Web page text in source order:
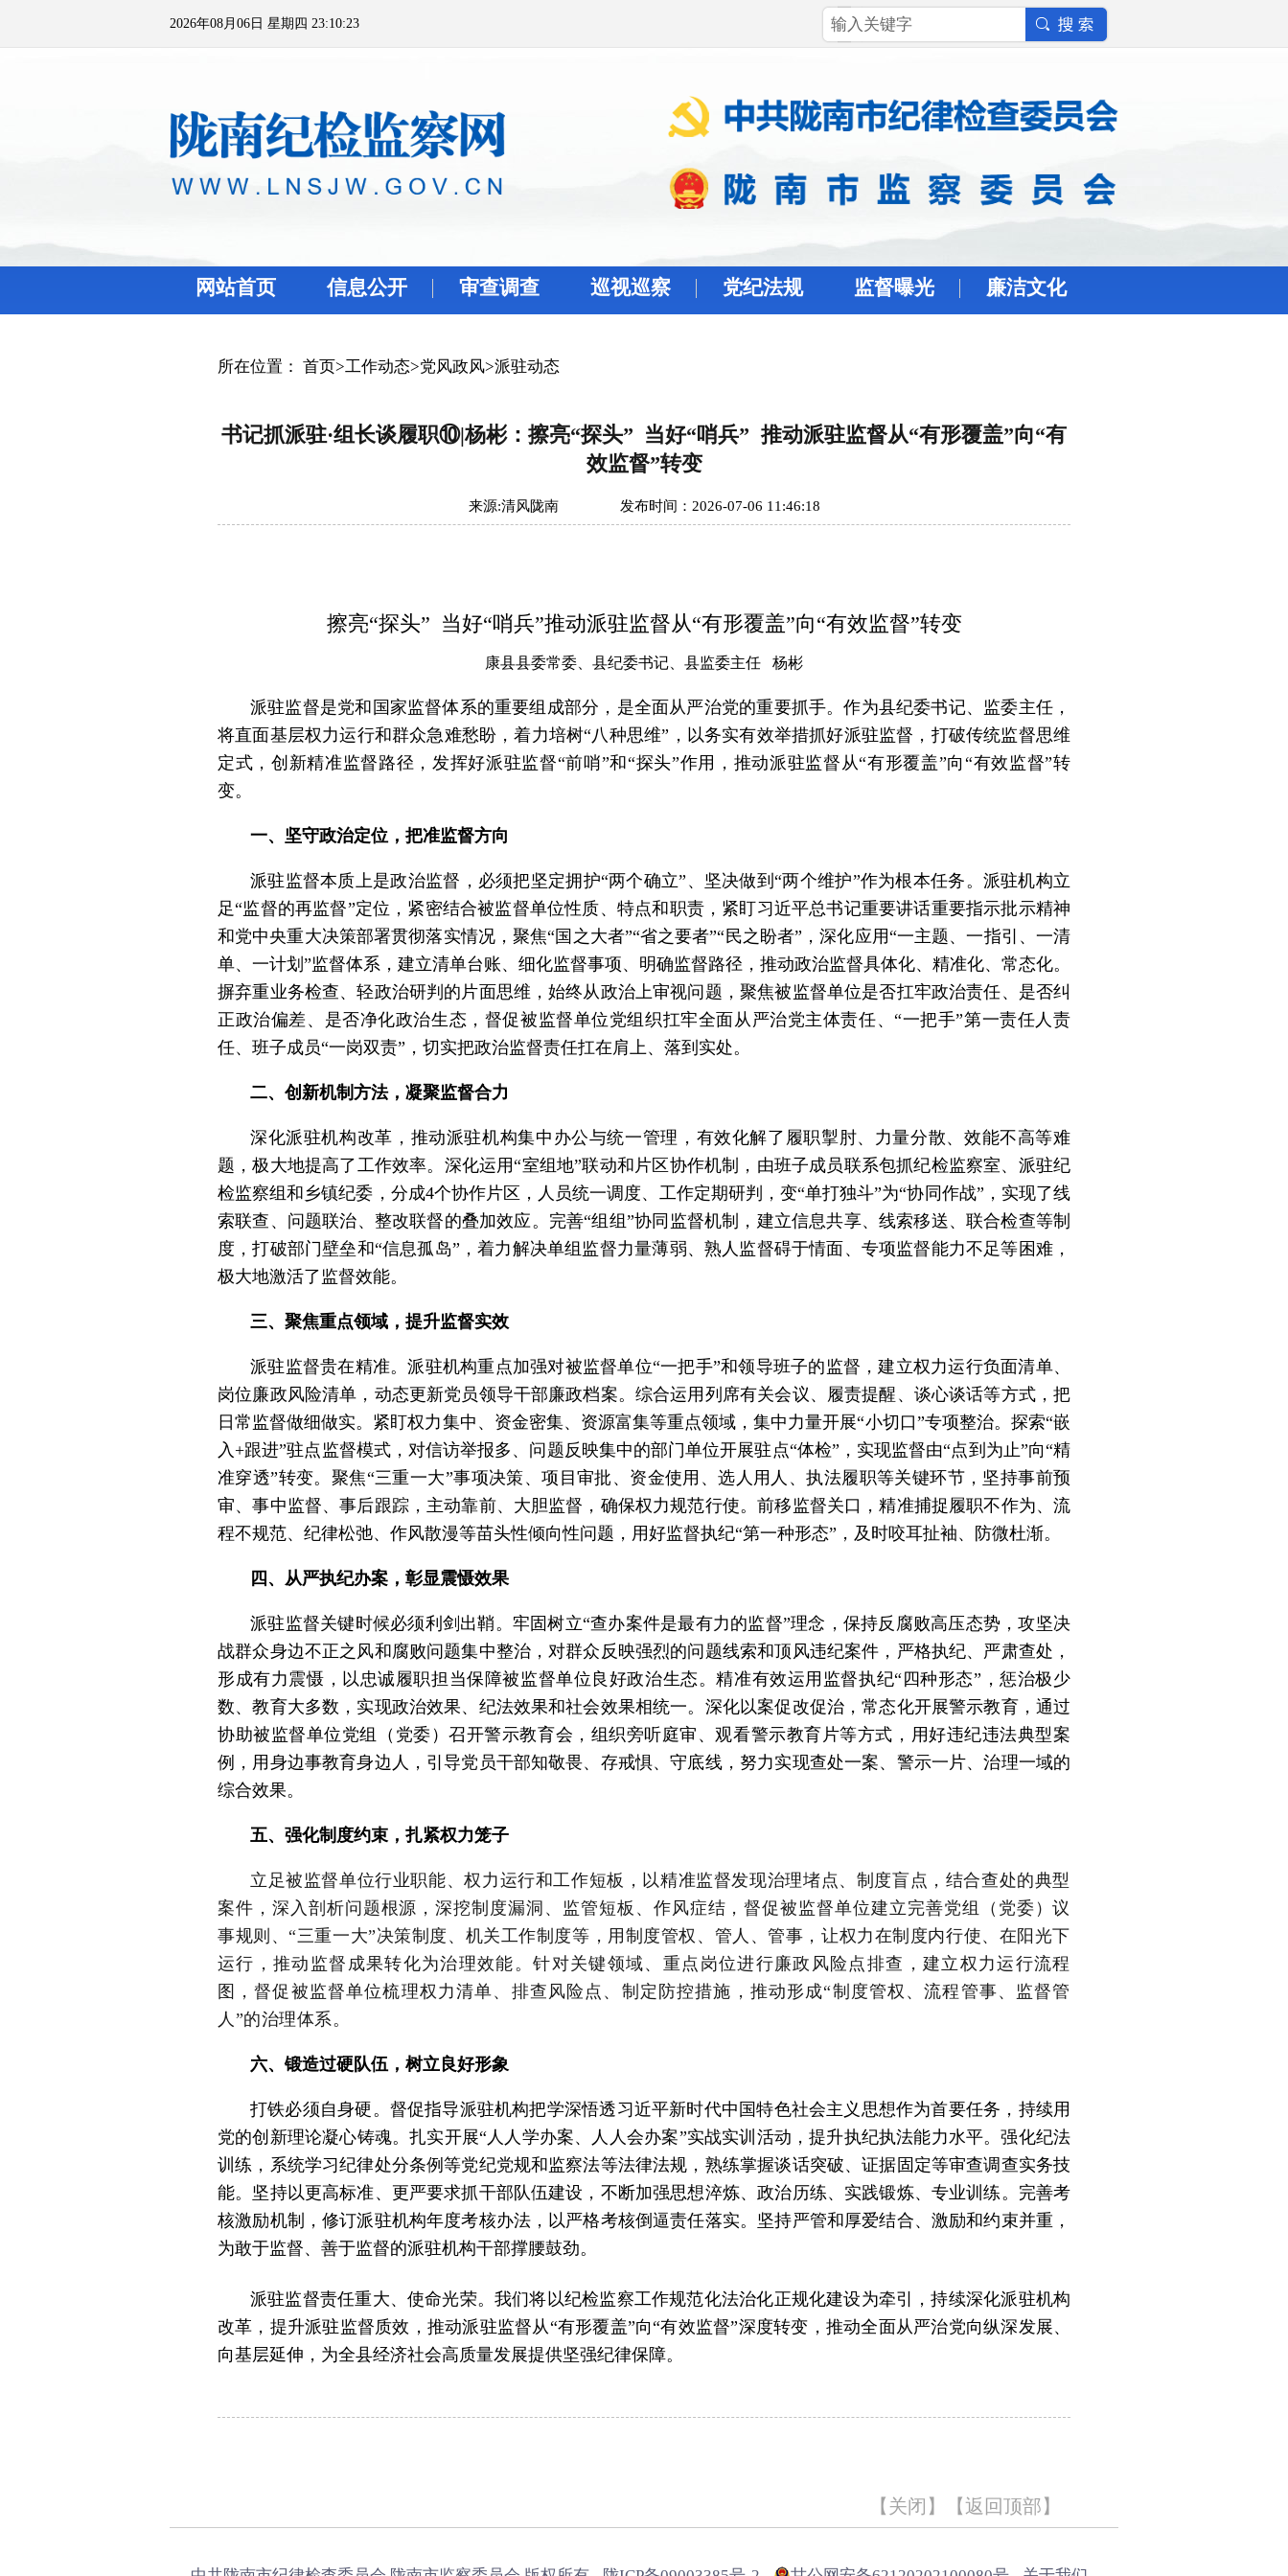
2026年08月06日 星期四 23:10:23
网站首页 信息公开 审查调查 巡视巡察 党纪法规 监督曝光 廉洁文化
所在位置： 首页>工作动态>党风政风>派驻动态
书记抓派驻·组长谈履职⑩|杨彬：擦亮“探头” 当好“哨兵”  推动派驻监督从“有形覆盖”向“有
效监督”转变
来源:清风陇南 发布时间： 2026-07-06 11:46:18
擦亮“探头” 当好“哨兵”推动派驻监督从“有形覆盖”向“有效监督”转变
康县县委常委、县纪委书记、 县监委主任 杨彬
派驻监督是党和国家监督体系的重要组成部分，是全面从严治党的重要抓手。作为县纪委书记、监委主任，
将直面基层权力运行和群众急难愁盼，着力培树“八种思维”，以务实有效举措抓好派驻监督， 打破传统监督思维
定式， 创新精准监督路径， 发挥好派驻监督“前哨”和“探头”作用， 推动派驻监督从“有形覆盖”向“有效监督”转
变。
一、坚守政治定位，把准监督方向
派驻监督本质上是政治监督， 必须把坚定拥护“两个确立”、坚决做到“两个维护”作为根本任务。派驻机构立
足“监督的再监督”定位，紧密结合被监督单位性质、 特点和职责，紧盯习近平总书记重要讲话重要指示批示精神
和党中央重大决策部署贯彻落实情况，聚焦“国之大者”“省之要者”“民之盼者”，深化应用“一主题、一指引、一清
单、一计划”监督体系，建立清单台账、 细化监督事项、明确监督路径，推动政治监督具体化、精准化、常态化。
摒弃重业务检查、轻政治研判的片面思维，始终从政治上审视问题，聚焦被监督单位是否扛牢政治责任、是否纠
正政治偏差、是否净化政治生态，督促被监督单位党组织扛牢全面从严治党主体责任、“一把手”第一责任人责
任、班子成员“一岗双责”，切实把政治监督责任扛在肩上、落到实处。
二、创新机制方法，凝聚监督合力
深化派驻机构改革，推动派驻机构集中办公与统一管理，有效化解了履职掣肘、力量分散、效能不高等难
题，极大地提高了工作效率。深化运用“室组地”联动和片区协作机制，由班子成员联系包抓纪检监察室、派驻纪
检监察组和乡镇纪委，分成4个协作片区，人员统一调度、工作定期研判，变“单打独斗”为“协同作战”，实现了线
索联查、问题联治、整改联督的叠加效应。完善“组组”协同监督机制，建立信息共享、线索移送、联合检查等制
度，打破部门壁垒和“信息孤岛”，着力解决单组监督力量薄弱、熟人监督碍于情面、专项监督能力不足等困难，
极大地激活了监督效能。
三、聚焦重点领域，提升监督实效
派驻监督贵在精准。派驻机构重点加强对被监督单位“一把手”和领导班子的监督，建立权力运行负面清单、
岗位廉政风险清单，动态更新党员领导干部廉政档案。综合运用列席有关会议、履责提醒、谈心谈话等方式，把
日常监督做细做实。紧盯权力集中、资金密集、资源富集等重点领域，集中力量开展“小切口”专项整治。探索“嵌
入+跟进”驻点监督模式，对信访举报多、问题反映集中的部门单位开展驻点“体检”，实现监督由“点到为止”向“精
准穿透”转变。聚焦“三重一大”事项决策、项目审批、资金使用、选人用人、执法履职等关键环节，坚持事前预
审、事中监督、事后跟踪，主动靠前、大胆监督，确保权力规范行使。前移监督关口，精准捕捉履职不作为、流
程不规范、纪律松弛、作风散漫等苗头性倾向性问题，用好监督执纪“第一种形态”，及时咬耳扯袖、防微杜渐。
四、从严执纪办案，彰显震慑效果
派驻监督关键时候必须利剑出鞘。牢固树立“查办案件是最有力的监督”理念，保持反腐败高压态势，攻坚决
战群众身边不正之风和腐败问题集中整治，对群众反映强烈的问题线索和顶风违纪案件，严格执纪、严肃查处，
形成有力震慑，以忠诚履职担当保障被监督单位良好政治生态。精准有效运用监督执纪“四种形态”，惩治极少
数、教育大多数，实现政治效果、纪法效果和社会效果相统一。深化以案促改促治，常态化开展警示教育，通过
协助被监督单位党组（党委）召开警示教育会，组织旁听庭审、观看警示教育片等方式，用好违纪违法典型案
例，用身边事教育身边人，引导党员干部知敬畏、存戒惧、守底线，努力实现查处一案、警示一片、治理一域的
综合效果。
五、强化制度约束，扎紧权力笼子
立足被监督单位行业职能、权力运行和工作短板，以精准监督发现治理堵点、制度盲点， 结合查处的典型
案件，深入剖析问题根源，深挖制度漏洞、监管短板、作风症结，督促被监督单位建立完善党组（党委）议
事规则、“三重一大”决策制度、机关工作制度等，用制度管权、管人、管事，让权力在制度内行使、在阳光下
运行，推动监督成果转化为治理效能。针对关键领域、重点岗位进行廉政风险点排查，建立权力运行流程
图，督促被监督单位梳理权力清单、排查风险点、制定防控措施，推动形成“制度管权、流程管事、监督管
人”的治理体系。
六、锻造过硬队伍，树立良好形象
打铁必须自身硬。督促指导派驻机构把学深悟透习近平新时代中国特色社会主义思想作为首要任务，持续用
党的创新理论凝心铸魂。扎实开展“人人学办案、人人会办案”实战实训活动，提升执纪执法能力水平。强化纪法
训练，系统学习纪律处分条例等党纪党规和监察法等法律法规，熟练掌握谈话突破、证据固定等审查调查实务技
能。坚持以更高标准、更严要求抓干部队伍建设，不断加强思想淬炼、政治历练、实践锻炼、专业训练。完善考
核激励机制，修订派驻机构年度考核办法，以严格考核倒逼责任落实。坚持严管和厚爱结合、激励和约束并重，
为敢于监督、善于监督的派驻机构干部撑腰鼓劲。
派驻监督责任重大、使命光荣。我们将以纪检监察工作规范化法治化正规化建设为牵引，持续深化派驻机构
改革，提升派驻监督质效，推动派驻监督从“有形覆盖”向“有效监督”深度转变，推动全面从严治党向纵深发展、
向基层延伸，为全县经济社会高质量发展提供坚强纪律保障。
【关闭 】【返回顶部】